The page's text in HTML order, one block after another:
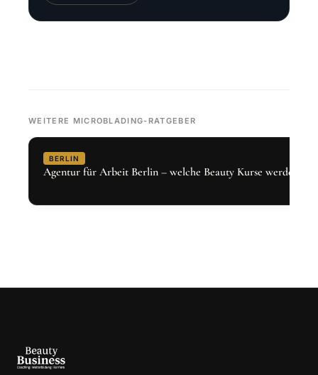
WEITERE MICROBLADING-RATGEBER
BERLIN
Agentur für Arbeit Berlin – welche Beauty Kurse werden